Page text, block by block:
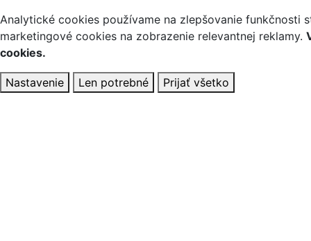
Analytické cookies používame na zlepšovanie funkčnosti
marketingové cookies na zobrazenie relevantnej reklamy.
cookies.
Nastavenie Len potrebné Prijať všetko